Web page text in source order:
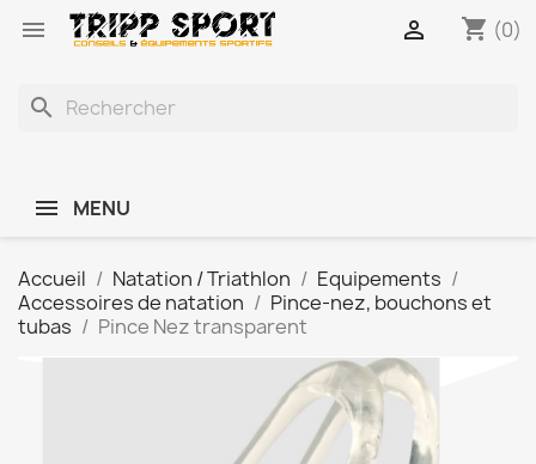
 shopping_cart (0)

search
MENU
Accueil Natation / Triathlon
Equipements
Accessoires de natation
Pince-nez, bouchons et
tubas
Pince Nez transparent